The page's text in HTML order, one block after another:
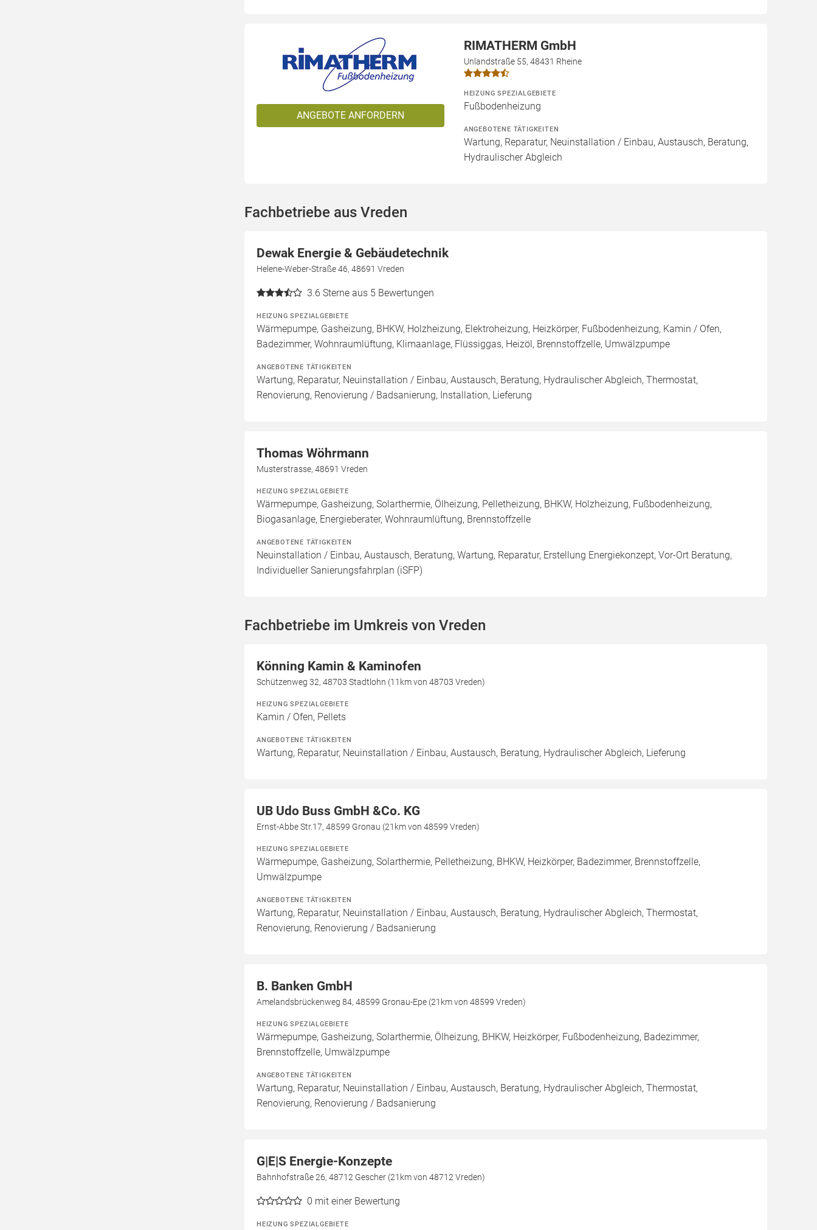
ANGEBOTE ANFORDERN
RIMATHERM GmbH
Unlandstraße 55, 48431 Rheine
HEIZUNG SPEZIALGEBIETE
Fußbodenheizung
ANGEBOTENE TÄTIGKEITEN
Wartung, Reparatur, Neuinstallation / Einbau, Austausch, Beratung,
Hydraulischer Abgleich
Fachbetriebe aus Vreden
Dewak Energie & Gebäudetechnik
Helene-Weber-Straße 46, 48691 Vreden
3.6 Sterne aus 5 Bewertungen
HEIZUNG SPEZIALGEBIETE
Wärmepumpe, Gasheizung, BHKW, Holzheizung, Elektroheizung, Heizkörper, Fußbodenheizung, Kamin / Ofen,
Badezimmer, Wohnraumlüftung, Klimaanlage, Flüssiggas, Heizöl, Brennstoffzelle, Umwälzpumpe
ANGEBOTENE TÄTIGKEITEN
Wartung, Reparatur, Neuinstallation / Einbau, Austausch, Beratung, Hydraulischer Abgleich, Thermostat,
Renovierung, Renovierung / Badsanierung, Installation, Lieferung
Thomas Wöhrmann
Musterstrasse, 48691 Vreden
HEIZUNG SPEZIALGEBIETE
Wärmepumpe, Gasheizung, Solarthermie, Ölheizung, Pelletheizung, BHKW, Holzheizung, Fußbodenheizung,
Biogasanlage, Energieberater, Wohnraumlüftung, Brennstoffzelle
ANGEBOTENE TÄTIGKEITEN
Neuinstallation / Einbau, Austausch, Beratung, Wartung, Reparatur, Erstellung Energiekonzept, Vor-Ort Beratung,
Individueller Sanierungsfahrplan (iSFP)
Fachbetriebe im Umkreis von Vreden
Könning Kamin & Kaminofen
Schützenweg 32, 48703 Stadtlohn (11km von 48703 Vreden)
HEIZUNG SPEZIALGEBIETE
Kamin / Ofen, Pellets
ANGEBOTENE TÄTIGKEITEN
Wartung, Reparatur, Neuinstallation / Einbau, Austausch, Beratung, Hydraulischer Abgleich, Lieferung
UB Udo Buss GmbH &Co. KG
Ernst-Abbe Str.17, 48599 Gronau (21km von 48599 Vreden)
HEIZUNG SPEZIALGEBIETE
Wärmepumpe, Gasheizung, Solarthermie, Pelletheizung, BHKW, Heizkörper, Badezimmer, Brennstoffzelle,
Umwälzpumpe
ANGEBOTENE TÄTIGKEITEN
Wartung, Reparatur, Neuinstallation / Einbau, Austausch, Beratung, Hydraulischer Abgleich, Thermostat,
Renovierung, Renovierung / Badsanierung
B. Banken GmbH
Amelandsbrückenweg 84, 48599 Gronau-Epe (21km von 48599 Vreden)
HEIZUNG SPEZIALGEBIETE
Wärmepumpe, Gasheizung, Solarthermie, Ölheizung, BHKW, Heizkörper, Fußbodenheizung, Badezimmer,
Brennstoffzelle, Umwälzpumpe
ANGEBOTENE TÄTIGKEITEN
Wartung, Reparatur, Neuinstallation / Einbau, Austausch, Beratung, Hydraulischer Abgleich, Thermostat,
Renovierung, Renovierung / Badsanierung
G|E|S Energie-Konzepte
Bahnhofstraße 26, 48712 Gescher (21km von 48712 Vreden)
0 mit einer Bewertung
HEIZUNG SPEZIALGEBIETE